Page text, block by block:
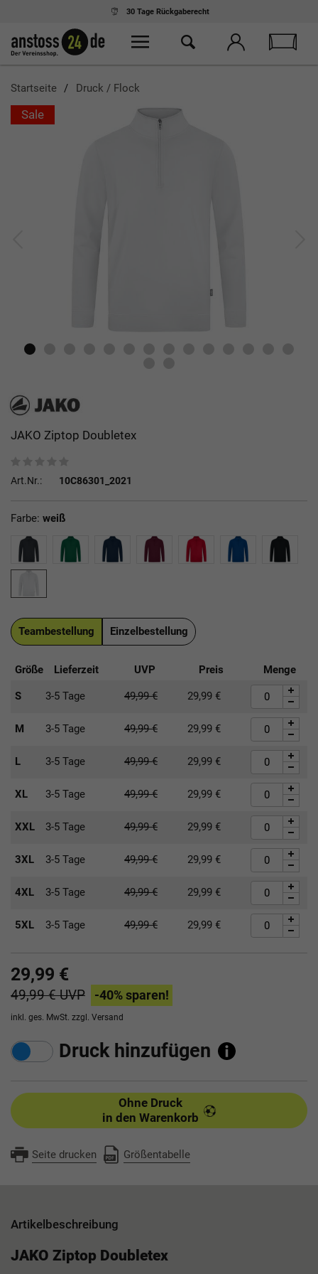
30 Tage Rückgaberecht
Startseite Druck / Flock
Sale
JAKO Ziptop Doubletex
Art.Nr.: 10C86301_2021
Farbe: weiß
Teambestellung Einzelbestellung
Größe Lieferzeit UVP Preis Menge
S 3-5 Tage 49,99€ 29,99 €
M 3-5 Tage 49,99€ 29,99 €
L 3-5 Tage 49,99€ 29,99 €
XL 3-5 Tage 49,99€ 29,99 €
XXL 3-5 Tage 49,99€ 29,99 €
3XL 3-5 Tage 49,99€ 29,99 €
4XL 3-5 Tage 49,99€ 29,99 €
5XL 3-5 Tage 49,99€ 29,99 €
29,99 €
49,99 €UVP -40% sparen!
inkl. ges. MwSt. zzgl. Versand
Druck hinzufügen
Ohne Druck
in den Warenkorb
Seite drucken Größentabelle
Artikelbeschreibung
JAKO Ziptop Doubletex